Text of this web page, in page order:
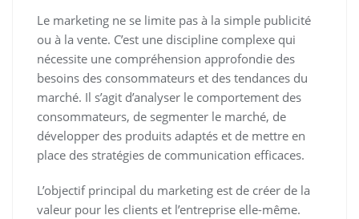
Le marketing ne se limite pas à la simple publicité
ou à la vente. C’est une discipline complexe qui
nécessite une compréhension approfondie des
besoins des consommateurs et des tendances du
marché. Il s’agit d’analyser le comportement des
consommateurs, de segmenter le marché, de
développer des produits adaptés et de mettre en
place des stratégies de communication efficaces.
L’objectif principal du marketing est de créer de la
valeur pour les clients et l’entreprise elle-même.